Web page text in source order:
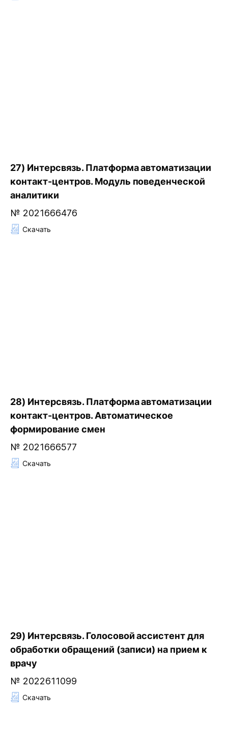
27) Интерсвязь. Платформа автоматизации
контакт-центров. Модуль поведенческой
аналитики
№ 2021666476
Скачать
28) Интерсвязь. Платформа автоматизации
контакт-центров. Автоматическое
формирование смен
№ 2021666577
Скачать
29) Интерсвязь. Голосовой ассистент для
обработки обращений (записи) на прием к
врачу
№ 2022611099
Скачать